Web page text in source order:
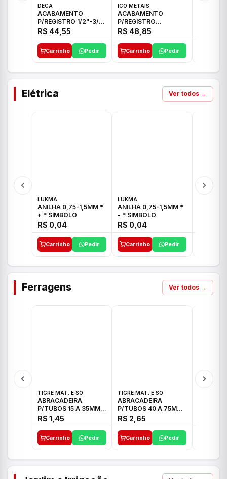
DECA
ACABAMENTO
P/REGISTRO 1/2"-3/4"
E 1"C21.PQ DECA
R$ 44,55
Carrinho Pedir
ICO METAIS
ACABAMENTO
P/REGISTRO
1/2"-3/4"-1" ACB M
CS 33 ICO
R$ 48,85
Carrinho Pedir
Elétrica Ver todos →
LUKMA
ANILHA 0,75-1,5MM *
+ * SIMBOLO
R$ 0,04
Carrinho Pedir
LUKMA
ANILHA 0,75-1,5MM *
- * SIMBOLO
R$ 0,04
Carrinho Pedir
Ferragens Ver todos →
TIGRE MAT. E SO
ABRACADEIRA
P/TUBOS 15 A 35MM
TIGRE
R$ 1,45
Carrinho Pedir
TIGRE MAT. E SO
ABRACADEIRA
P/TUBOS 40 A 75MM
TIGRE
R$ 2,65
Carrinho Pedir